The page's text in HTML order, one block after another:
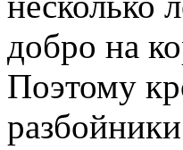
добро на
Поэтому